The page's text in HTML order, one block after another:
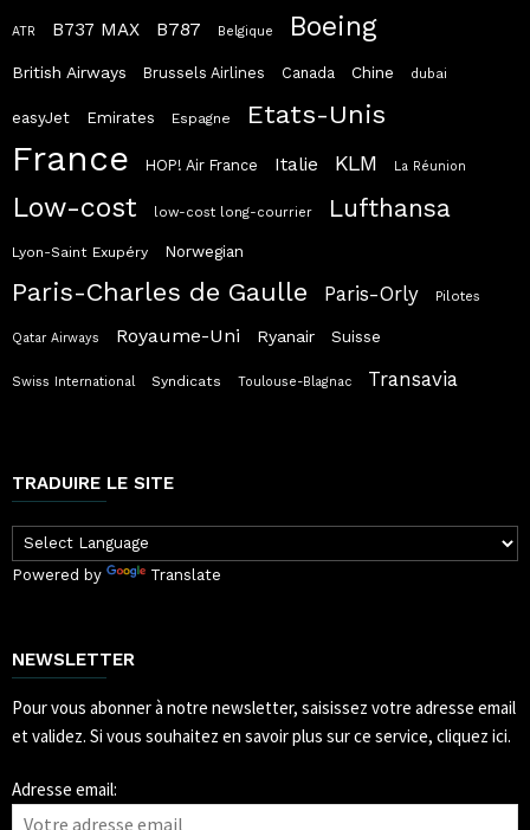
ATR B737 MAX B787 Belgique Boeing
British Airways Brussels Airlines Canada Chine dubai
easyJet Emirates Espagne Etats-Unis
France HOP! Air France Italie KLM La Réunion
Low-cost low-cost long-courrier Lufthansa
Lyon-Saint Exupéry Norwegian
Paris-Charles de Gaulle Paris-Orly Pilotes
Qatar Airways Royaume-Uni Ryanair Suisse
Swiss International Syndicats Toulouse-Blagnac Transavia
TRADUIRE LE SITE
Powered by Translate
NEWSLETTER
Pour vous abonner à notre newsletter, saisissez votre adresse email
et validez. Si vous souhaitez en savoir plus sur ce service, cliquez ici.
Adresse email: